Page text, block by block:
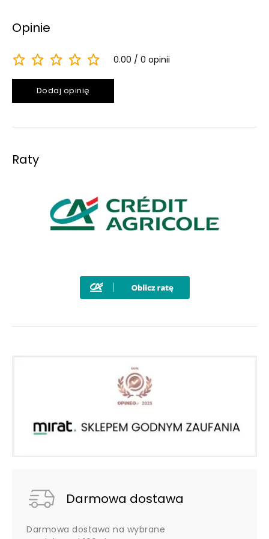
Opinie
0.00 0 opinii
Dodaj opinię
Raty
Darmowa dostawa
Darmowa dostawa na wybrane